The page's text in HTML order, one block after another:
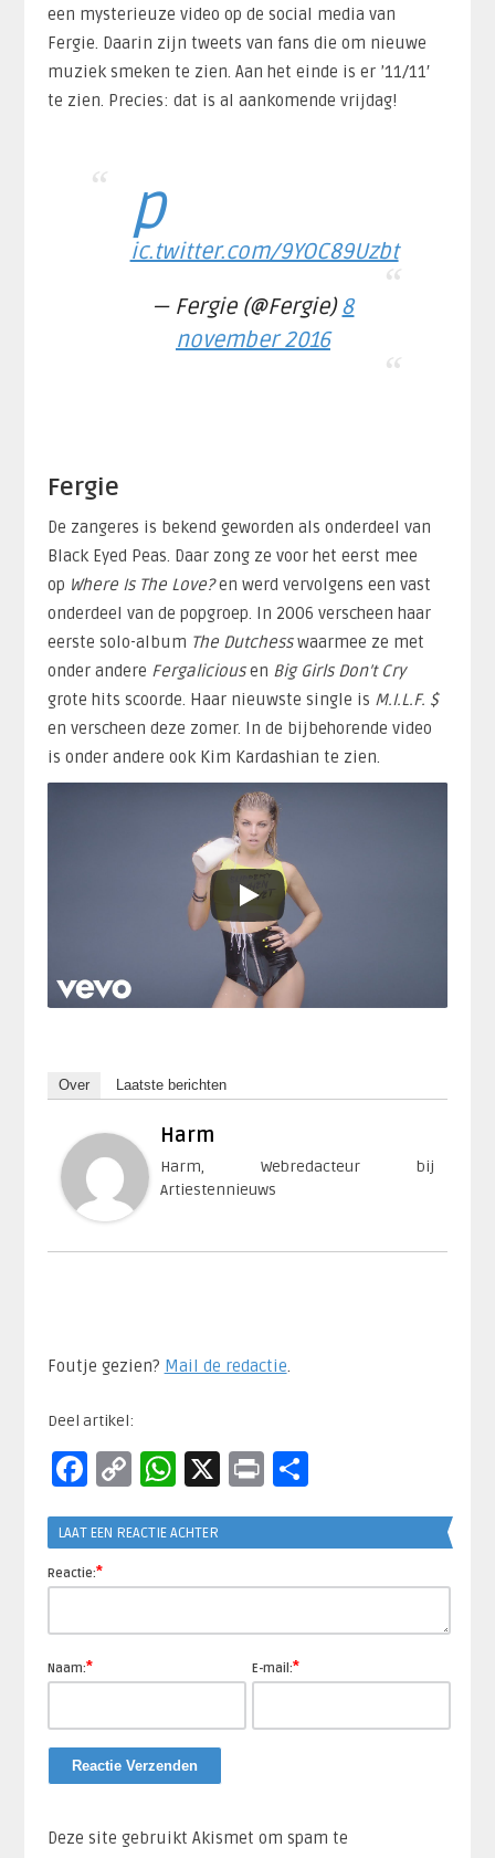
een mysterieuze video op de social media van
Fergie. Daarin zijn tweets van fans die om nieuwe
muziek smeken te zien. Aan het einde is er ’11/11′
te zien. Precies: dat is al aankomende vrijdag!
p
ic.twitter.com/9YOC89Uzbt
— Fergie (@Fergie)8
november 2016
Fergie
De zangeres is bekend geworden als onderdeel van
Black Eyed Peas. Daar zong ze voor het eerst mee
op Where Is The Love?en werd vervolgens een vast
onderdeel van de popgroep. In 2006 verscheen haar
eerste solo-album The Dutchesswaarmee ze met
onder andere Fergaliciousen Big Girls Don’t Cry
grote hits scoorde. Haar nieuwste single is M.I.L.F. $
en verscheen deze zomer. In de bijbehorende video
is onder andere ook Kim Kardashian te zien.
Over Laatste berichten
Harm
Harm, Webredacteur bij
Artiestennieuws
Foutje gezien? Mail de redactie.​
Deel artikel:
Facebook
CopyWhatsApp
X PrintDelen
LAAT EEN REACTIE ACHTER
Reactie:*
Naam:* E-mail:*
Deze site gebruikt Akismet om spam te